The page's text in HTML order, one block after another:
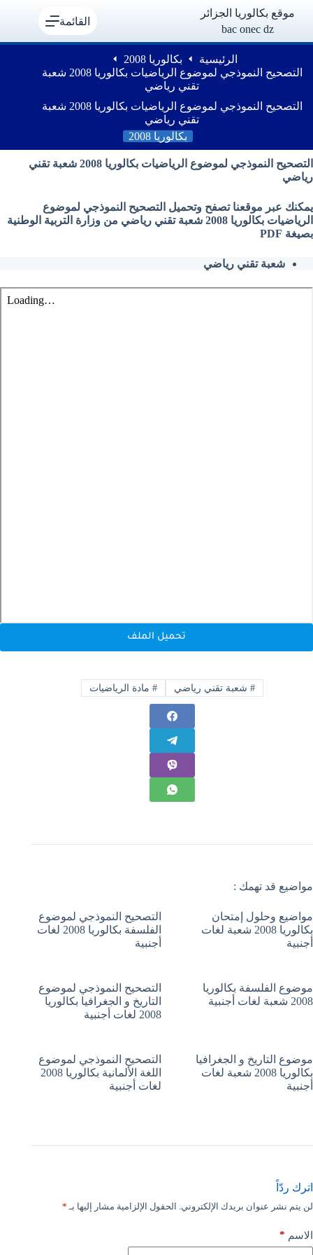
موقع بكالوريا الجزائر
bac onec dz
القائمة
الرئيسية
بكالوريا 2008
التصحيح النموذجي لموضوع الرياضيات بكالوريا 2008 شعبة
تقني رياضي
التصحيح النموذجي لموضوع الرياضيات بكالوريا 2008 شعبة
تقني رياضي
بكالوريا 2008
التصحيح النموذجي لموضوع الرياضيات بكالوريا 2008 شعبة تقني
رياضي
يمكنك عبر موقعنا تصفح وتحميل التصحيح النموذجي لموضوع
الرياضيات بكالوريا 2008 شعبة تقني رياضي من وزارة التربية الوطنية
بصيغة PDF
شعبة تقني رياضي
تحميل الملف
# شعبة تقني رياضي #مادة الرياضيات
مواضيع قد تهمك :
مواضيع وحلول إمتحان
بكالوريا 2008 شعبة لغات
أجنبية
التصحيح النموذجي لموضوع
الفلسفة بكالوريا 2008 لغات
أجنبية
موضوع الفلسفة بكالوريا
2008 شعبة لغات أجنبية
التصحيح النموذجي لموضوع
التاريخ و الجغرافيا بكالوريا
2008 لغات أجنبية
موضوع التاريخ و الجغرافيا
بكالوريا 2008 شعبة لغات
أجنبية
التصحيح النموذجي لموضوع
اللغة الألمانية بكالوريا 2008
لغات أجنبية
اترك ردّاً
لن يتم نشر عنوان بريدك الإلكتروني. الحقول الإلزامية مشار إليها بـ *
الاسم *